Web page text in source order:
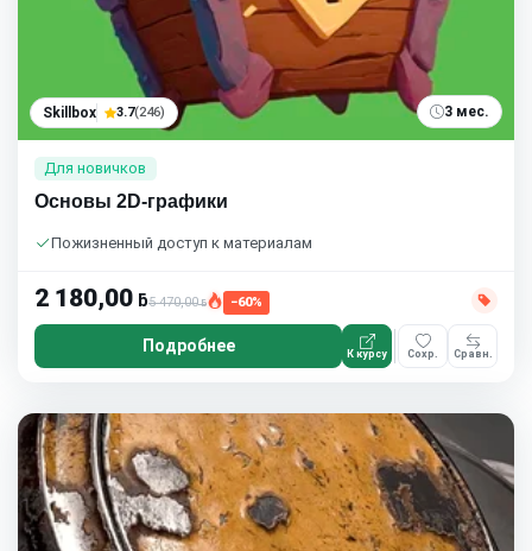
Skillbox 3.7(246) 3 мес.
Для новичков
Основы 2D-графики
Пожизненный доступ к материалам
2 180,00 ƃ5 470,00ƃ −60%
Подробнее К курсу Сохр. Сравн.